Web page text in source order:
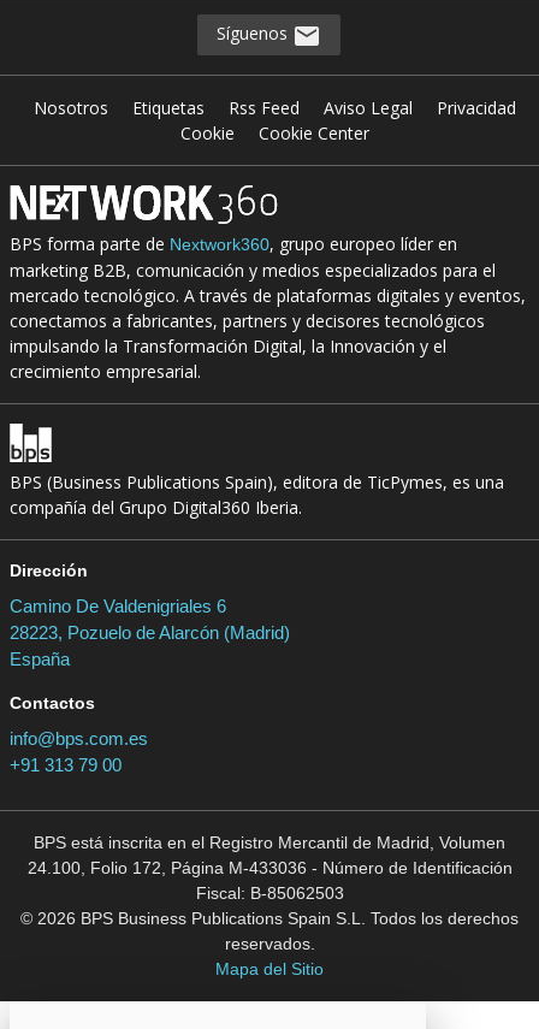
Síguenos
Nosotros Etiquetas Rss Feed Aviso Legal
Privacidad
Cookie
Cookie Center
BPS forma parte de Nextwork360, grupo europeo líder en
marketing B2B, comunicación y medios especializados para el
mercado tecnológico. A través de plataformas digitales y eventos,
conectamos a fabricantes, partners y decisores tecnológicos
impulsando la Transformación Digital, la Innovación y el
crecimiento empresarial.
BPS (Business Publications Spain), editora de TicPymes, es una
compañía del Grupo Digital360 Iberia.
Dirección
Camino De Valdenigriales 6
28223, Pozuelo de Alarcón (Madrid)
España
Contactos
info@bps.com.es
+91 313 79 00
BPS está inscrita en el Registro Mercantil de Madrid, Volumen
24.100, Folio 172, Página M-433036 - Número de Identificación
Fiscal: B-85062503
© 2026 BPS Business Publications Spain S.L. Todos los derechos
reservados.
Mapa del Sitio